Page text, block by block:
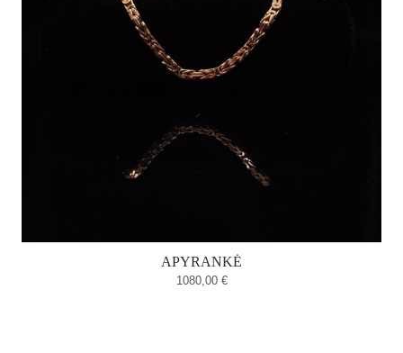
APYRANKĖ
1080,00 €